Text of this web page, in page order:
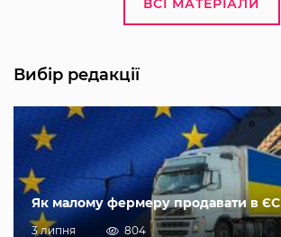
ВСІ МАТЕРІАЛИ
Вибір редакції
Як малому фермеру продавати в ЄС
3 липня 804